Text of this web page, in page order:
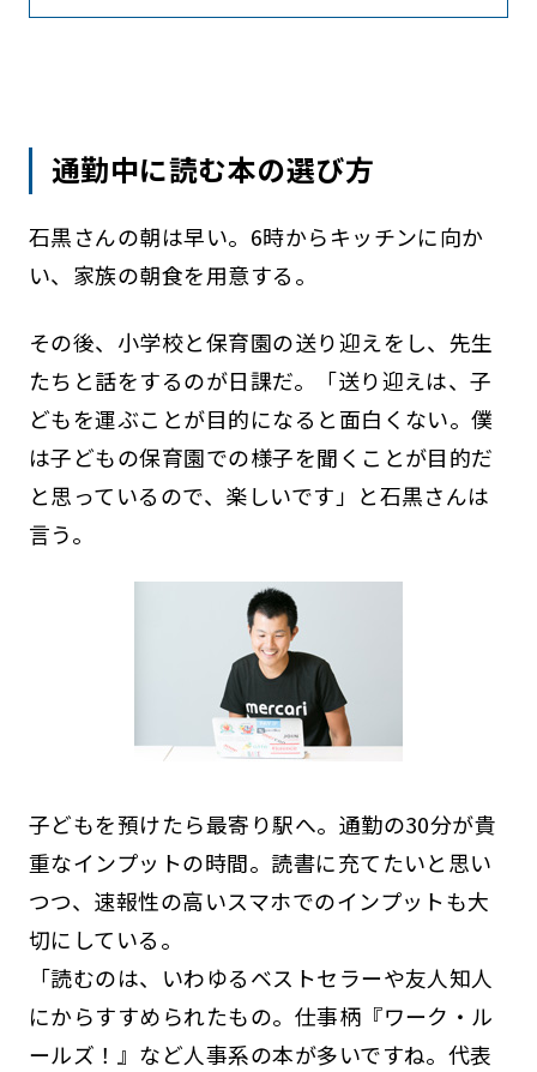
通勤中に読む本の選び方
石黒さんの朝は早い。6時からキッチンに向か
い、家族の朝食を用意する。
その後、小学校と保育園の送り迎えをし、先生
たちと話をするのが日課だ。「送り迎えは、子
どもを運ぶことが目的になると面白くない。僕
は子どもの保育園での様子を聞くことが目的だ
と思っているので、楽しいです」と石黒さんは
言う。
子どもを預けたら最寄り駅へ。通勤の30分が貴
重なインプットの時間。読書に充てたいと思い
つつ、速報性の高いスマホでのインプットも大
切にしている。
「読むのは、いわゆるベストセラーや友人知人
にからすすめられたもの。仕事柄『ワーク・ル
ールズ！』など人事系の本が多いですね。代表